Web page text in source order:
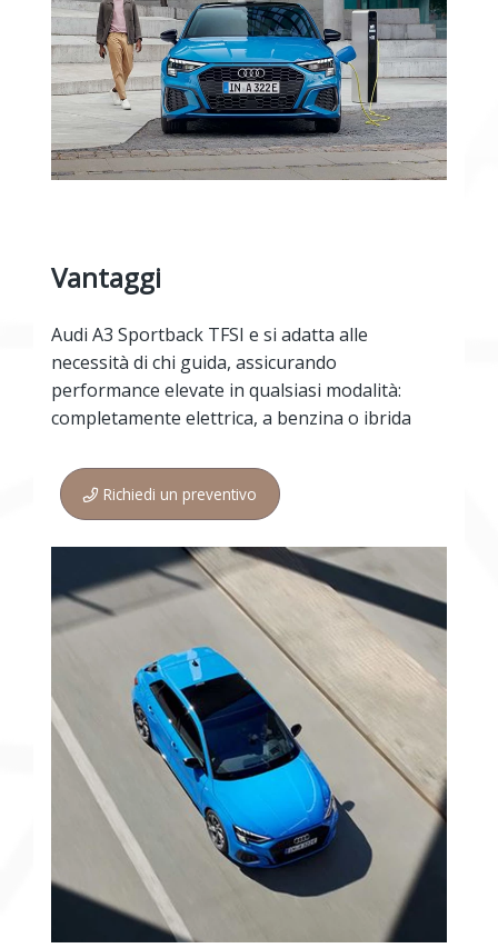
Vantaggi
Audi A3 Sportback TFSI e si adatta alle
necessità di chi guida, assicurando
performance elevate in qualsiasi modalità:
completamente elettrica, a benzina o ibrida
Richiedi un preventivo